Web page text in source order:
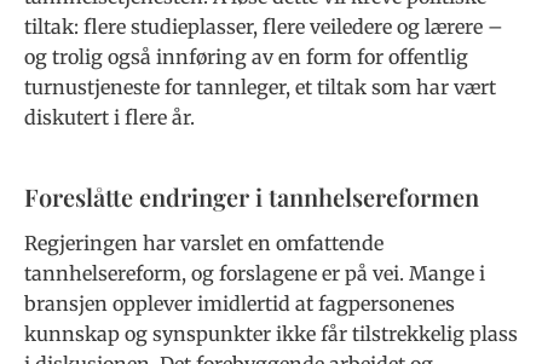
tiltak: flere studieplasser, flere veiledere og lærere –
og trolig også innføring av en form for offentlig
turnustjeneste for tannleger, et tiltak som har vært
diskutert i flere år.
Foreslåtte endringer i tannhelsereformen
Regjeringen har varslet en omfattende
tannhelsereform, og forslagene er på vei. Mange i
bransjen opplever imidlertid at fagpersonenes
kunnskap og synspunkter ikke får tilstrekkelig plass